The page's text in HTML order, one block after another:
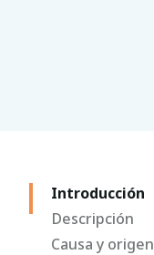
Introducción
Descripción
Causa y origen